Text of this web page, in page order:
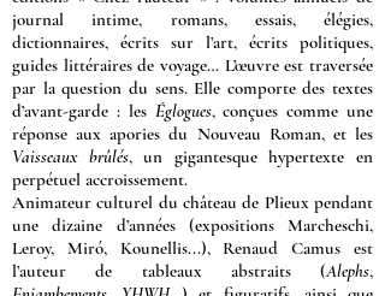
journal intime, romans, essais, élégies,
dictionnaires, écrits sur l’art, écrits politiques,
guides littéraires de voyage… L’œuvre est traversée
par la question du sens. Elle comporte des textes
d’avant-garde : les Églogues, conçues comme une
réponse aux apories du Nouveau Roman, et les
Vaisseaux brûlés, un gigantesque hypertexte en
perpétuel accroissement.
Animateur culturel du château de Plieux pendant
une dizaine d’années (expositions Marcheschi,
Leroy, Miró, Kounellis...), Renaud Camus est
l’auteur de tableaux abstraits (Alephs,